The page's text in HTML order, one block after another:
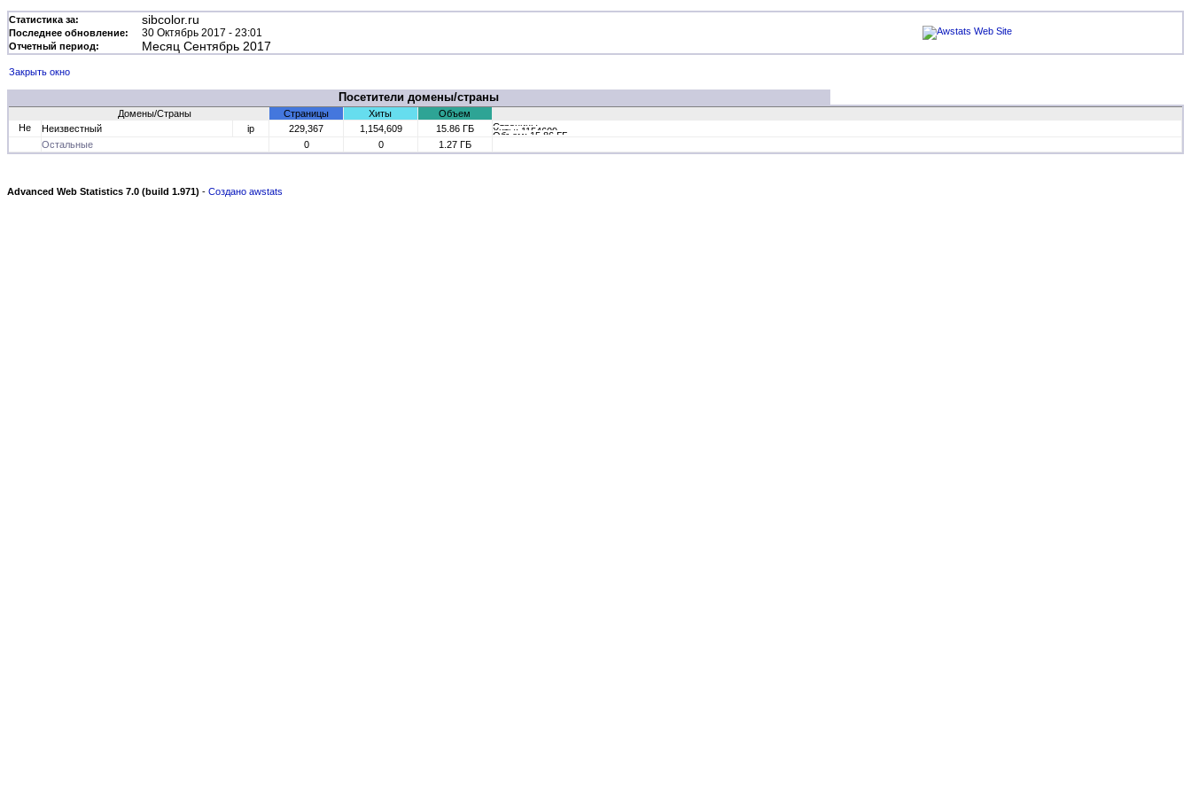
Статистика за: sibcolor.ru
Последнее обновление: 30 Октябрь 2017 - 23:01
Отчетный период: Месяц Сентябрь 2017
Закрыть окно
Посетители домены/страны
Домены/Страны Страницы Хиты
Объем
Неизвестный
ip 229,367 1,154,609
15.86 ГБ
Остальные
0 0 1.27 ГБ
Advanced Web Statistics 7.0 (build 1.971) - Создано awstats